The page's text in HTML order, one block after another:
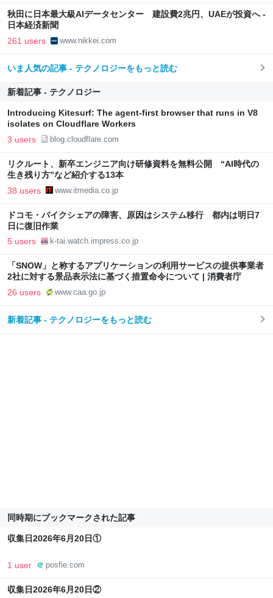
秋田に日本最大級AIデータセンター 建設費2兆円、UAEが投資へ -
日本経済新聞
261 users www.nikkei.com
いま人気の記事 - テクノロジーをもっと読む
新着記事 - テクノロジー
Introducing Kitesurf: The agent-first browser that runs in V8
isolates on Cloudflare Workers
3 users blog.cloudflare.com
リクルート、新卒エンジニア向け研修資料を無料公開 “AI時代の
生き残り方”など紹介する13本
38 users www.itmedia.co.jp
ドコモ・バイクシェアの障害、原因はシステム移行 都内は明日7
日に復旧作業
5 users k-tai.watch.impress.co.jp
「SNOW」と称するアプリケーションの利用サービスの提供事業者
2社に対する景品表示法に基づく措置命令について | 消費者庁
26 users www.caa.go.jp
新着記事 - テクノロジーをもっと読む
同時期にブックマークされた記事
収集日2026年6月20日①
1 user posfie.com
収集日2026年6月20日②